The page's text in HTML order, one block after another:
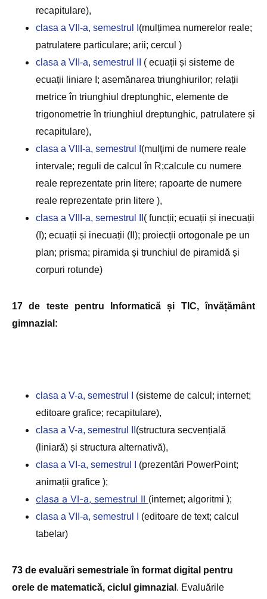
recapitulare),
clasa a VII-a, semestrul I (mulțimea numerelor reale;
patrulatere particulare; arii; cercul )
clasa a VII-a, semestrul II
( ecuații și sisteme de
ecuații liniare I; asemănarea triunghiurilor; relații
metrice în triunghiul dreptunghic, elemente de
trigonometrie în triunghiul dreptunghic, patrulatere și
recapitulare),
clasa a VIII-a, semestrul I (mulţimi de numere reale
intervale; reguli de calcul în R;calcule cu numere
reale reprezentate prin litere; rapoarte de numere
reale reprezentate prin litere ),
clasa a VIII-a, semestrul II ( funcții; ecuații și inecuații
(I); ecuații și inecuații (II); proiecții ortogonale pe un
plan; prisma; piramida și trunchiul de piramidă și
corpuri rotunde)
17 de teste pentru Informatică și TIC, învățământ
gimnazial :
clasa a V-a, semestrul I
(sisteme de calcul; internet;
editoare grafice; recapitulare),
clasa a V-a, semestrul II (structura secvențială
(liniară) și structura alternativă),
clasa a VI-a, semestrul I
(prezentări PowerPoint;
animații grafice );
clasa a VI-a, semestrul II (internet; algoritmi );
clasa a VII-a, semestrul I
(editoare de text; calcul
tabelar)
73 de evaluări semestriale în format digital pentru
orele de matematică, ciclul gimnazial . Evaluările